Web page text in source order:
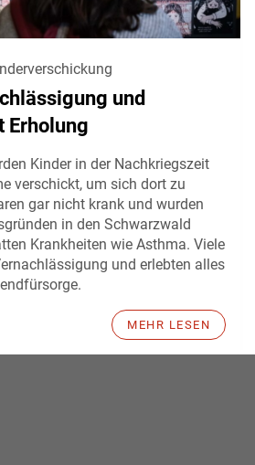
und
Erholung
Kinder in der Nachkriegszeit
verschickt, um sich dort zu
gar nicht krank und wurden
in den Schwarzwald
Krankheiten wie Asthma. Viele
und erlebten alles
MEHR LESEN